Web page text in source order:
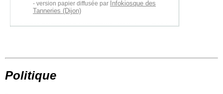
version papier diffusée par Infokiosque des
Tanneries (Dijon)
Politique